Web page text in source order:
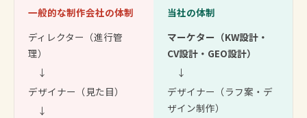
一般的な制作会社の体制
ディレクター（進行管
理）
↓
デザイナー（見た目）
↓
当社の体制
マーケター（KW設計・
CV設計・GEO設計）
↓
デザイナー（ラフ案・デ
ザイン制作）